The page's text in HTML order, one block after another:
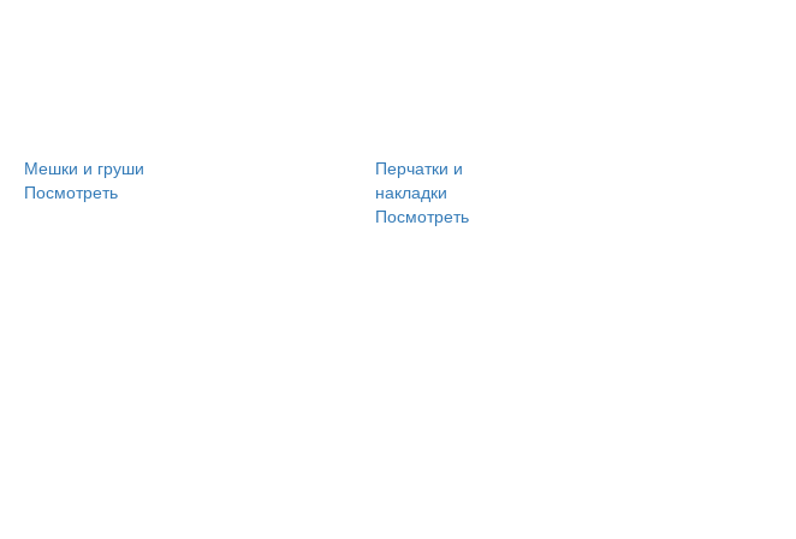
Мешки и груши
Посмотреть
Перчатки и
накладки
Посмотреть